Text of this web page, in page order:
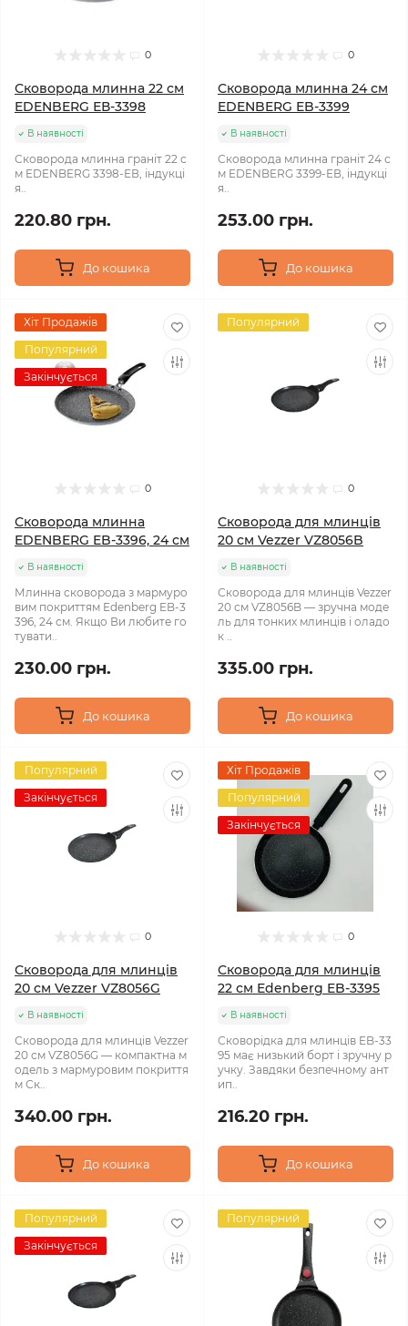
0
Сковорода млинна 22 см
EDENBERG ЕВ-3398
В наявності
Сковорода млинна граніт 22 с
м EDENBERG 3398-ЕВ, індукці
я..
220.80 грн.
До кошика
0
Сковорода млинна 24 см
EDENBERG EB-3399
В наявності
Сковорода млинна граніт 24 с
м EDENBERG 3399-ЕВ, індукці
я..
253.00 грн.
До кошика
Хіт Продажів
Популярний
Закінчується
0
Сковорода млинна
EDENBERG EB-3396, 24 см
В наявності
Млинна сковорода з мармуро
вим покриттям Edenberg EB-3
396, 24 см. Якщо Ви любите го
тувати..
230.00 грн.
До кошика
Популярний
0
Сковорода для млинців
20 см Vezzer VZ8056B
В наявності
Сковорода для млинців Vezzer
20 см VZ8056B — зручна моде
ль для тонких млинців і оладо
к ..
335.00 грн.
До кошика
Популярний
Закінчується
0
Сковорода для млинців
20 см Vezzer VZ8056G
В наявності
Сковорода для млинців Vezzer
20 см VZ8056G — компактна м
одель з мармуровим покриття
м Ск..
340.00 грн.
До кошика
Хіт Продажів
Популярний
Закінчується
0
Сковорода для млинців
22 см Edenberg EB-3395
В наявності
Сковорідка для млинців EB-33
95 має низький борт і зручну р
учку. Завдяки безпечному ант
ип..
216.20 грн.
До кошика
Популярний
Закінчується
Популярний